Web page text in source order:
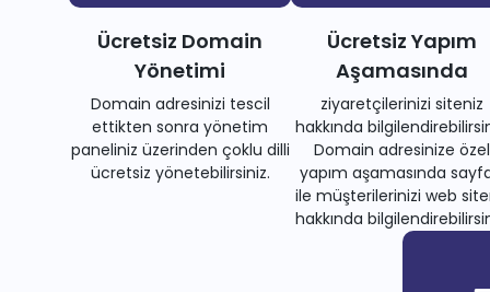
Ücretsiz Domain
Yönetimi
Domain adresinizi tescil
ettikten sonra yönetim
paneliniz üzerinden çoklu dilli
ücretsiz yönetebilirsiniz.
Ücretsiz Yapım
Aşamasında
ziyaretçilerinizi siteniz
hakkında
Domain adresinize özel
yapım aşamasında
ile müşterilerinizi web
hakkında